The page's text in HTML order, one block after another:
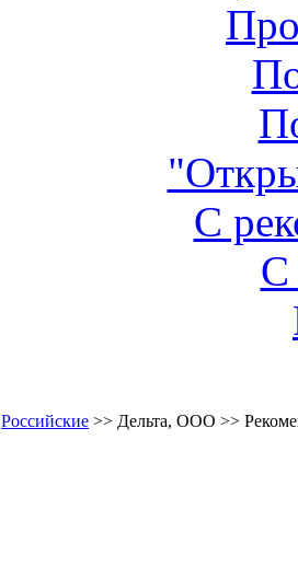
С
С
Российские >> Дельта, ООО >>